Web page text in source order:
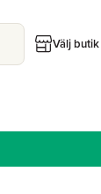
Välj butik